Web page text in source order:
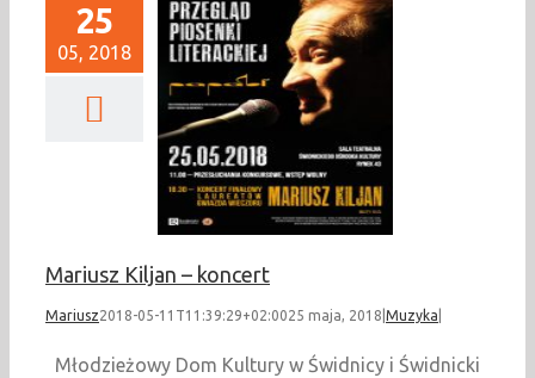
25
05, 2018
Mariusz Kiljan – koncert
Mariusz2018-05-11T11:39:29+02:0025 maja, 2018 Muzyka
Młodzieżowy Dom Kultury w Świdnicy i Świdnicki